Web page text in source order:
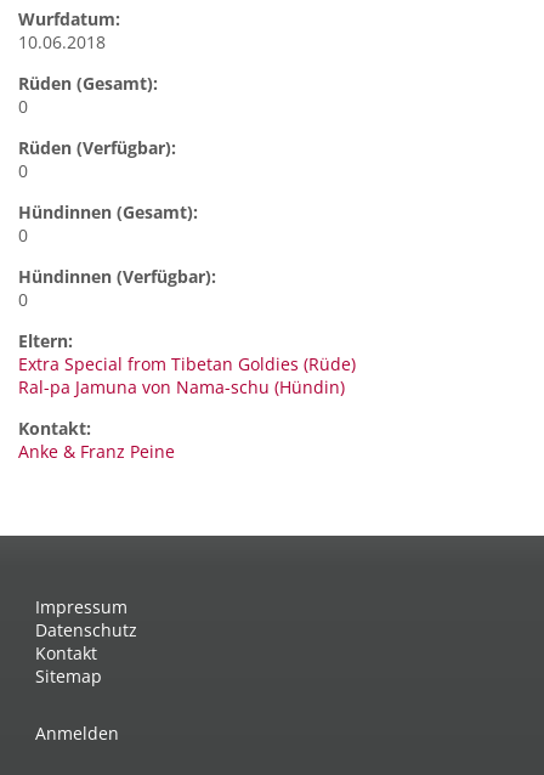
Wurfdatum:
10.06.2018
Rüden (Gesamt):
0
Rüden (Verfügbar):
0
Hündinnen (Gesamt):
0
Hündinnen (Verfügbar):
0
Eltern:
Extra Special from Tibetan Goldies (Rüde)
Ral-pa Jamuna von Nama-schu (Hündin)
Kontakt:
Anke & Franz Peine
Impressum
Datenschutz
Kontakt
Sitemap
Anmelden